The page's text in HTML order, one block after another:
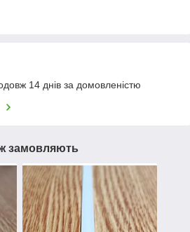
14 днів за домовленістю
замовляють